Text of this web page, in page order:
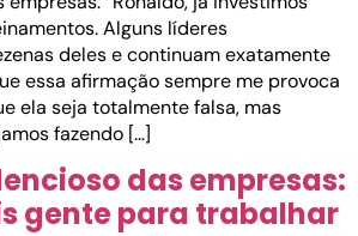
Alguns líderes
deles e continuam exatamente
essa afirmação sempre me provoca
ela seja totalmente falsa, mas
fazendo […]
das empresas:
gente para trabalhar